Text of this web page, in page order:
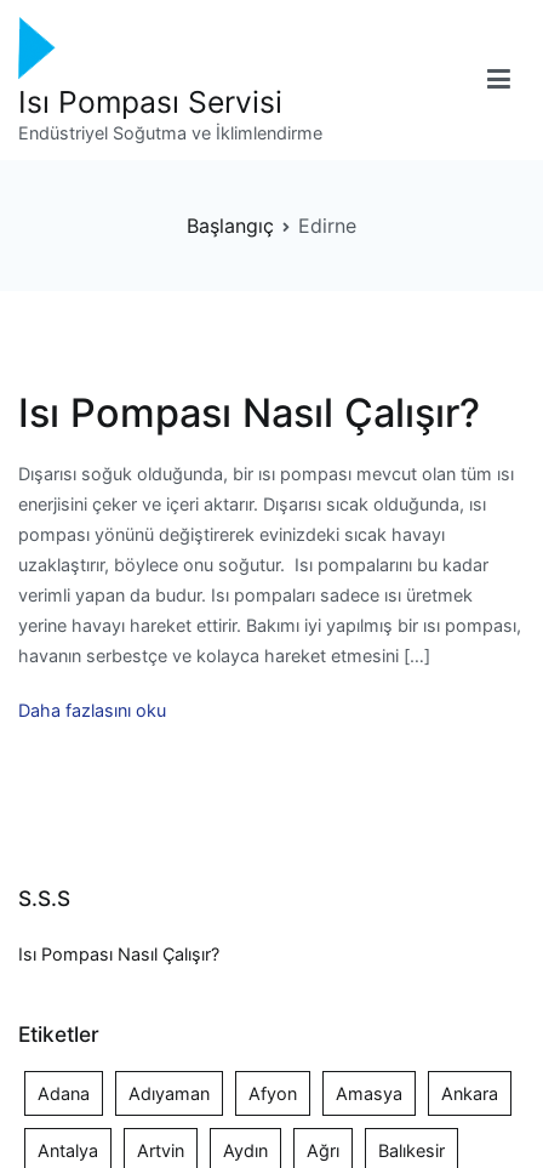
İçeriğe
geç
Isı Pompası Servisi
Endüstriyel Soğutma ve İklimlendirme
Başlangıç Edirne
Isı Pompası Nasıl Çalışır?
Dışarısı soğuk olduğunda, bir ısı pompası mevcut olan tüm ısı
enerjisini çeker ve içeri aktarır. Dışarısı sıcak olduğunda, ısı
pompası yönünü değiştirerek evinizdeki sıcak havayı
uzaklaştırır, böylece onu soğutur. Isı pompalarını bu kadar
verimli yapan da budur. Isı pompaları sadece ısı üretmek
yerine havayı hareket ettirir. Bakımı iyi yapılmış bir ısı pompası,
havanın serbestçe ve kolayca hareket etmesini […]
Daha fazlasını oku
S.S.S
Isı Pompası Nasıl Çalışır?
Etiketler
Adana Adıyaman Afyon Amasya Ankara
Antalya Artvin Aydın Ağrı Balıkesir